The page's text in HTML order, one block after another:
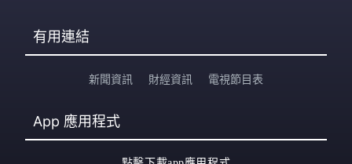
有用連結
新聞資訊 財經資訊 電視節目表
App 應用程式